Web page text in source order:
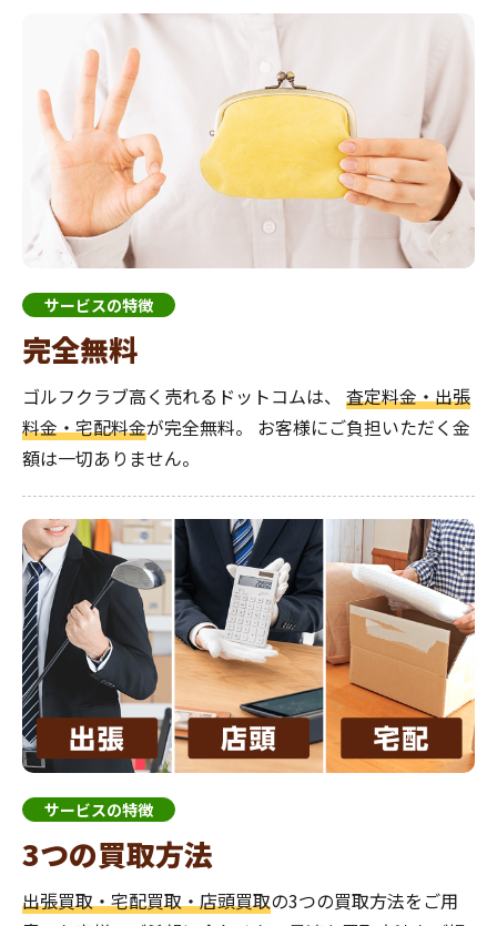
サービスの特徴
完全無料
ゴルフクラブ高く売れるドットコムは、 査定料金・出張
料金・宅配料金が完全無料。 お客様にご負担いただく金
額は一切ありません。
サービスの特徴
3つの買取方法
出張買取・宅配買取・店頭買取の3つの買取方法をご用